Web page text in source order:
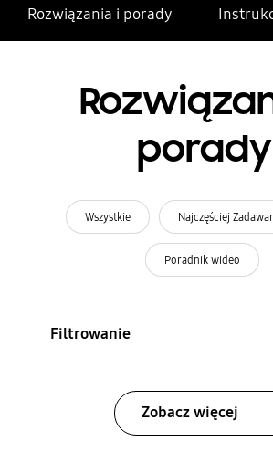
Rozwiązania i porady
porady
Wszystkie Najczęściej
Poradnik wideo
Filtrowanie
Zobacz więcej